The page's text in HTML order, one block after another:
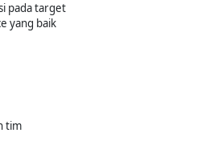
pada target
yang baik
tim